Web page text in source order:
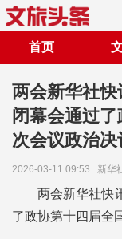
首页
两会新华社
闭幕会通过
次会议政治决
2026-03-11 09:53 新华
两会新华社快
了政协第十四届全